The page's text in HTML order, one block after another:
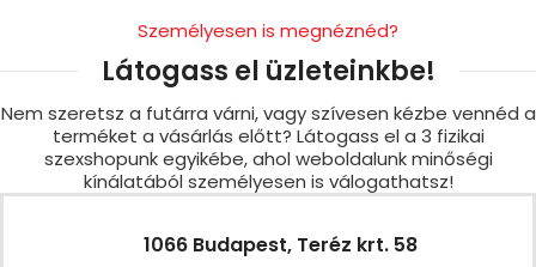
Személyesen is megnéznéd?
Látogass el üzleteinkbe!
Nem szeretsz a futárra várni, vagy szívesen kézbe vennéd a
terméket a vásárlás előtt? Látogass el a 3 fizikai
szexshopunk egyikébe, ahol weboldalunk minőségi
kínálatából személyesen is válogathatsz!
1066 Budapest, Teréz krt. 58